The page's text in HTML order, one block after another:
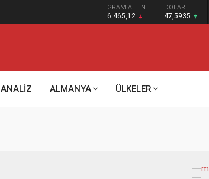
GRAM ALTIN
6.465,12
DOLAR
47,5935
ANALİZ ALMANYA ÜLKELER